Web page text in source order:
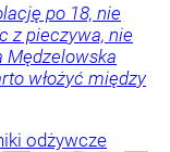
po 18, nie
z pieczywa, nie
Mędzelowska
włożyć między
odżywcze